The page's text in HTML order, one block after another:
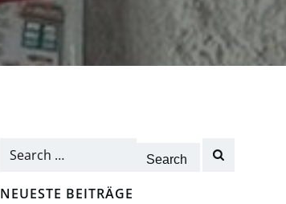
Search
NEUESTE BEITRÄGE